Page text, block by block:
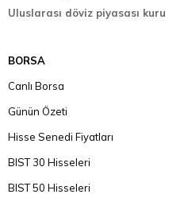
Uluslarası döviz piyasası kuru
BORSA
Canlı Borsa
Günün Özeti
Hisse Senedi Fiyatları
BIST 30 Hisseleri
BIST 50 Hisseleri